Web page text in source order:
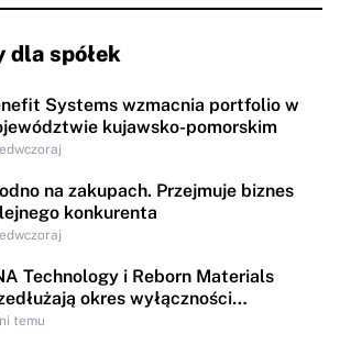
spółek
Systems wzmacnia portfolio w
kujawsko-pomorskim
na zakupach. Przejmuje biznes
konkurenta
Technology i Reborn Materials
okres wyłączności
temu